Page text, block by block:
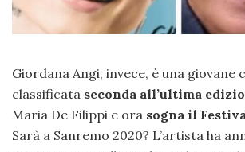
Giordana Angi, invece, è una giovane
classificata seconda all’ultima
Maria De Filippi e ora sogna il
Sarà a Sanremo 2020? L’artista ha